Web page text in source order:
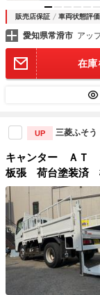
販売店保証 車両状態評
愛知県常滑市 アッ
在庫
UP 三菱ふそう
キャンター ＡＴ
板張 荷台塗装済
直式 荷台塗装済
モード 車両重量
寸３１２×１７８×